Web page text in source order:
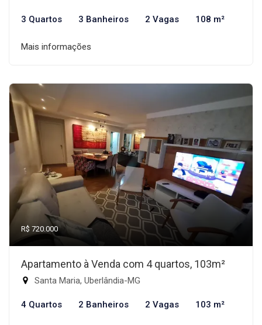
3 Quartos 3 Banheiros 2 Vagas 108 m²
Mais informações
R$ 720.000
Apartamento à Venda com 4 quartos, 103m²
Santa Maria, Uberlândia-MG
4 Quartos 2 Banheiros 2 Vagas 103 m²